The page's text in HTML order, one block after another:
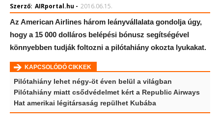
Szerző: AIRportal.hu - 2016.06.15.
Az American Airlines három leányvállalata gondolja úgy,
hogy a 15 000 dolláros belépési bónusz segítségével
könnyebben tudják foltozni a pilótahiány okozta lyukakat.
KAPCSOLÓDÓ CIKKEK
Pilótahiány lehet négy-öt éven belül a világban
Pilótahiány miatt csődvédelmet kért a Republic Airways
Hat amerikai légitársaság repülhet Kubába